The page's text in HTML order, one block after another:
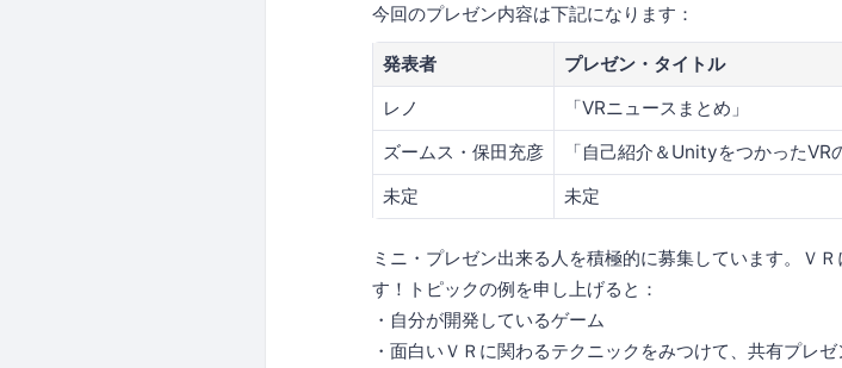
今回のプレゼン内容は下記になります：
発表者
プレゼン・タイトル
レノ
「VRニュースまとめ」
ズームス・保田充彦
「自己紹介＆UnityをつかったVR
未定
未定
ミニ・プレゼン出来る人を積極的に募集しています。Ｖ
す！トピックの例を申し上げると：
・自分が開発しているゲーム
・面白いＶＲに関わるテクニックをみつけて、共有プレゼ